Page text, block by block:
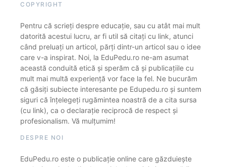
COPYRIGHT
Pentru că scrieți despre educație, sau cu atât mai mult
datorită acestui lucru, ar fi util să citați cu link, atunci
când preluați un articol, părți dintr-un articol sau o idee
care v-a inspirat. Noi, la EduPedu.ro ne-am asumat
această conduită etică și sperăm că și publicațiile cu
mult mai multă experiență vor face la fel. Ne bucurăm
că găsiți subiecte interesante pe Edupedu.ro și suntem
siguri că înțelegeți rugămintea noastră de a cita sursa
(cu link), ca o declarație reciprocă de respect și
profesionalism. Vă mulțumim!
DESPRE NOI
EduPedu.ro este o publicație online care găzduiește